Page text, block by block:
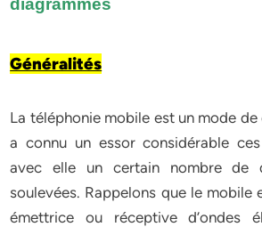
diagrammes
Généralités
La téléphonie mobile est un mode
a connu un essor considérable
avec elle un certain nombre de
soulevées. Rappelons que le mobile
émettrice ou réceptive d’ondes